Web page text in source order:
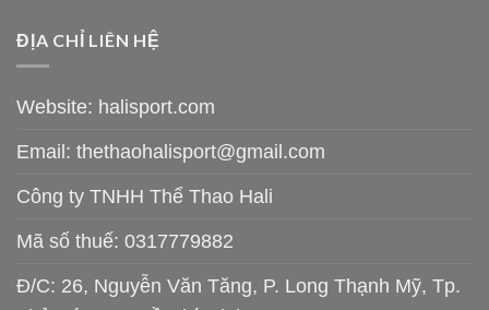
ĐỊA CHỈ LIÊN HỆ
Website: halisport.com
Email: thethaohalisport@gmail.com
Công ty TNHH Thể Thao Hali
Mã số thuế: 0317779882
Đ/C: 26, Nguyễn Văn Tăng, P. Long Thạnh Mỹ, Tp.